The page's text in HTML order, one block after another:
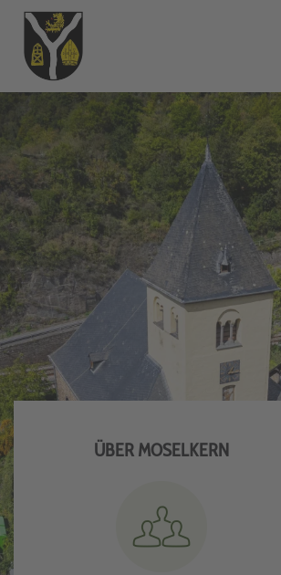
Zum Hauptinhalt springen
ÜBER MOSELKERN